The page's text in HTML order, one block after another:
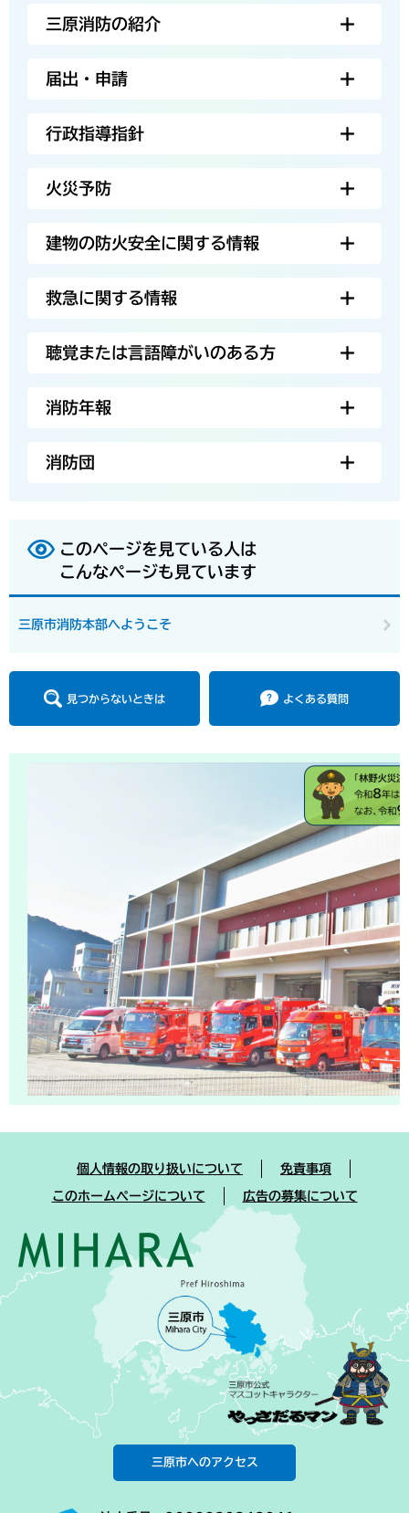
三原消防の紹介
届出・申請
行政指導指針
火災予防
建物の防火安全に関する情報
救急に関する情報
聴覚または言語障がいのある方
消防年報
消防団
このページを見ている人は
こんなページも見ています
三原市消防本部へようこそ
見つからないときは よくある質問
個人情報の取り扱いについて 免責事項
このホームページについて 広告の募集について
三原市へのアクセス